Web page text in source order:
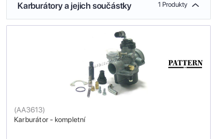
Karburátory a jejich součástky 1 Produkty
Karburátor - kompletní
(AA3613)